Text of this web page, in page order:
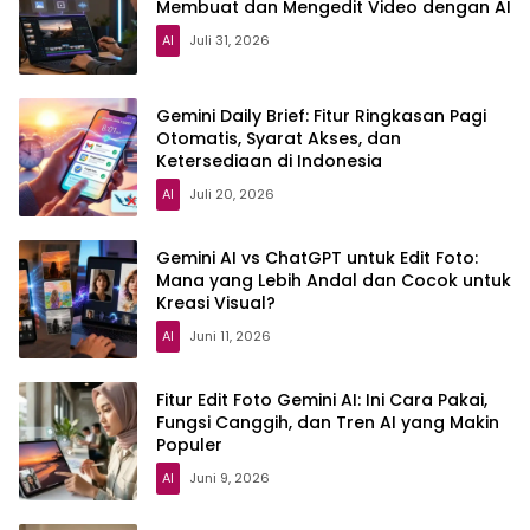
Membuat dan Mengedit Video dengan AI
AI Juli 31, 2026
Gemini Daily Brief: Fitur Ringkasan Pagi
Otomatis, Syarat Akses, dan
Ketersediaan di Indonesia
AI Juli 20, 2026
Gemini AI vs ChatGPT untuk Edit Foto:
Mana yang Lebih Andal dan Cocok untuk
Kreasi Visual?
AI Juni 11, 2026
Fitur Edit Foto Gemini AI: Ini Cara Pakai,
Fungsi Canggih, dan Tren AI yang Makin
Populer
AI Juni 9, 2026